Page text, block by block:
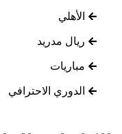
الأهلي
ريال مدريد
مباريات
الدوري الاحترافي